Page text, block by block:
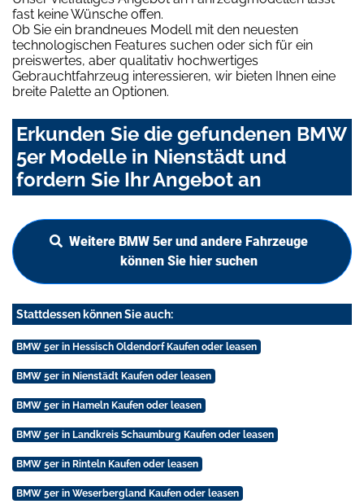
fast keine Wünsche offen.
Ob Sie ein brandneues Modell mit den neuesten
technologischen Features suchen oder sich für ein
preiswertes, aber qualitativ hochwertiges
Gebrauchtfahrzeug interessieren, wir bieten Ihnen eine
breite Palette an Optionen.
Erkunden Sie die gefundenen BMW
5er Modelle in Nienstädt und
fordern Sie Ihr Angebot an
Weitere BMW 5er und andere Fahrzeuge
können Sie hier suchen
Stattdessen können Sie auch:
BMW 5er in Hessisch Oldendorf Kaufen oder leasen
BMW 5er in Nienstädt Kaufen oder leasen
BMW 5er in Hameln Kaufen oder leasen
BMW 5er in Landkreis Schaumburg Kaufen oder leasen
BMW 5er in Rinteln Kaufen oder leasen
BMW 5er in Weserbergland Kaufen oder leasen